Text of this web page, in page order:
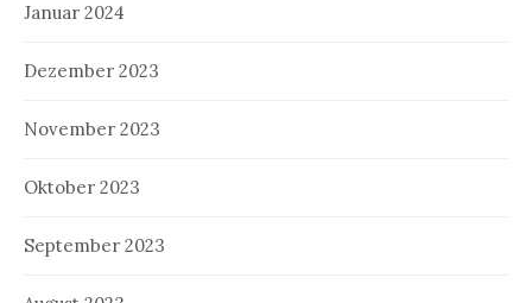
Januar 2024
Dezember 2023
November 2023
Oktober 2023
September 2023